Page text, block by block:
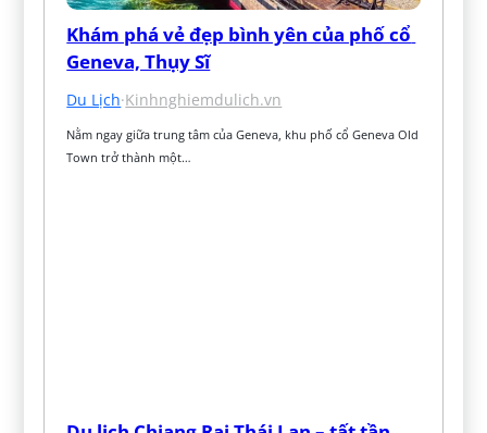
Khám phá vẻ đẹp bình yên của phố cổ
Geneva, Thụy Sĩ
Du Lịch·Kinhnghiemdulich.vn
Nằm ngay giữa trung tâm của Geneva, khu phố cổ Geneva Old
Town trở thành một…